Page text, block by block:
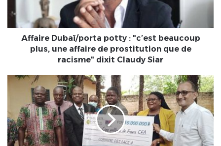
une
affaire
prostitution
racisme"
Affaire Dubaï/porta potty : "c’est beaucoup
plus, une affaire de prostitution que de
racisme" dixit Claudy Siar
Togo/Lacs
5.000.000
de
Francs
de